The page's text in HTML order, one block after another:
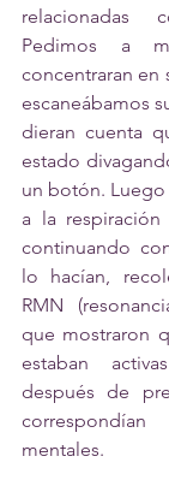
relacionadas
Pedimos a
concentraran en
escaneábamos
dieran cuenta
estado
un botón.
a la
continuando
lo hacían,
RMN
que mostraron
estaban
después de
mentales.